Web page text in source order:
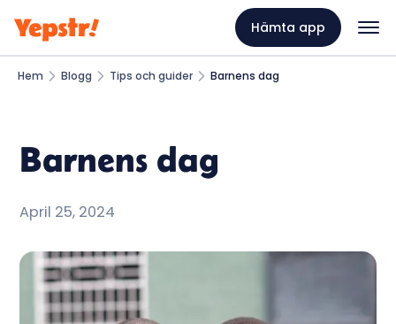
Hämta app
Hem Blogg Tips och guider Barnens dag
Barnens dag
April 25, 2024